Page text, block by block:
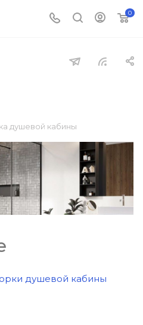
0
душевой кабины
душевой кабины